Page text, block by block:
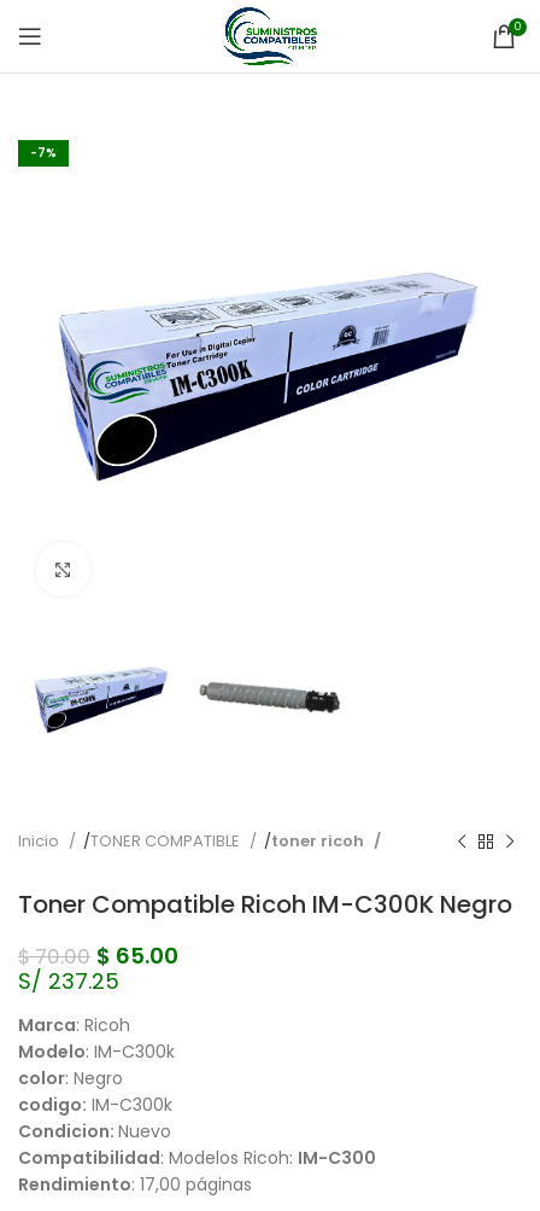
0
-7%
Inicio TONER COMPATIBLE toner ricoh
Toner Compatible Ricoh IM-C300K Negro
$70.00 $ 65.00
S/ 237.25
Marca: Ricoh
Modelo: IM-C300k
color: Negro
codigo: IM-C300k
Condicion: Nuevo
Compatibilidad: Modelos Ricoh: IM-C300
Rendimiento: 17,00 páginas